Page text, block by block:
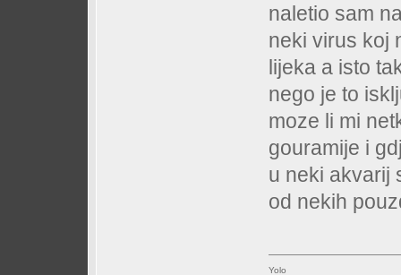
naletio sam
neki virus koj
lijeka a isto
nego je to
moze li mi
gouramije i
u neki akvarij
od nekih
Yolo